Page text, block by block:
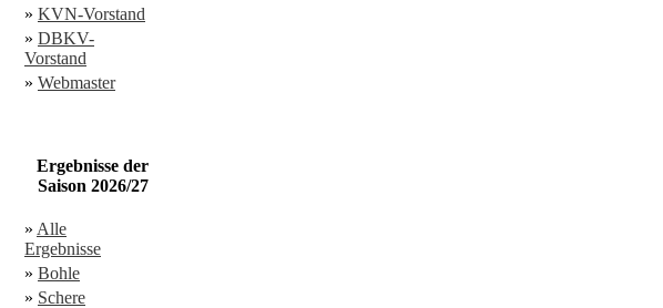
» KVN-Vorstand
» DBKV-
Vorstand
» Webmaster
Ergebnisse der
Saison 2026/27
» Alle
Ergebnisse
» Bohle
» Schere